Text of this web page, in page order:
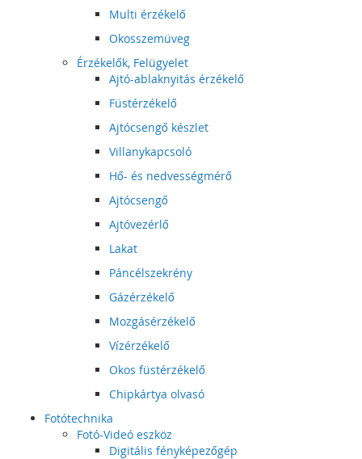
Multi érzékelő
Okosszemüveg
Érzékelők, Felügyelet
Ajtó-ablaknyitás érzékelő
Füstérzékelő
Ajtócsengő készlet
Villanykapcsoló
Hő- és nedvességmérő
Ajtócsengő
Ajtóvezérlő
Lakat
Páncélszekrény
Gázérzékelő
Mozgásérzékelő
Vízérzékelő
Okos füstérzékelő
Chipkártya olvasó
Fotótechnika
Fotó-Videó eszköz
Digitális fényképezőgép